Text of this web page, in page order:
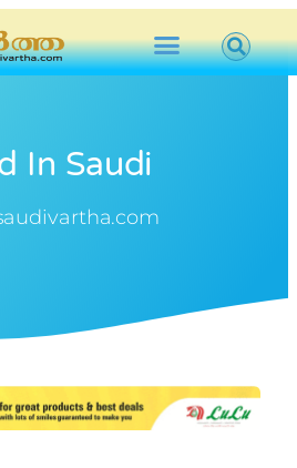
In Saudi